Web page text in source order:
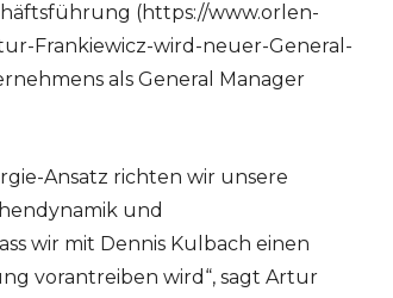
(https://www.orlen-
Frankiewicz-wird-neuer-General-
als General Manager
Ansatz richten wir unsere
und
wir mit Dennis Kulbach einen
vorantreiben wird“, sagt Artur